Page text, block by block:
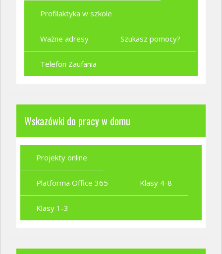
Profilaktyka w szkole
Ważne adresy Szukasz pomocy?
Telefon Zaufania
Wskazówki do pracy w domu
Projekty online
Platforma Office 365 Klasy 4-8
Klasy 1-3